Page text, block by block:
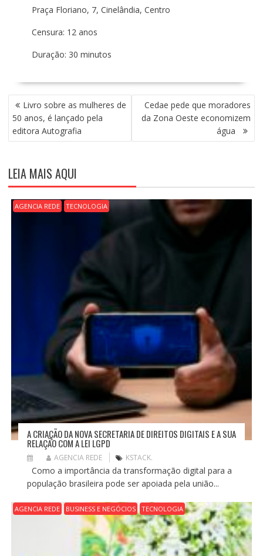
Praça Floriano, 7, Cinelândia, Centro
Censura: 12 anos
Duração: 30 minutos
N
A
V
E
A
Ç
Ã
O
D
Livro sobre as mulheres de
50 anos, é lançado pela
editora Autografia
Cedae pede que moradores
da Zona Oeste economizem
água
LEIA MAIS AQUI
AGENCIA REDE TECNOLOGIA
A CRIAÇÃO DA NOVA SECRETARIA DE DIREITOS DIGITAIS E A SUA
RELAÇÃO COM A LEI LGPD
AGENCIA REDE KSTACK.
Como a importância da transformação digital para a
população brasileira pode ser apoiada pela união...
AGENCIA REDE BUSINESS E NEGÓCIOS TECNOLOGIA